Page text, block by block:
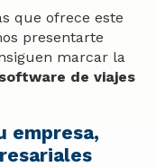
que ofrece este
presentarte
marcar la
software de viajes
empresa,